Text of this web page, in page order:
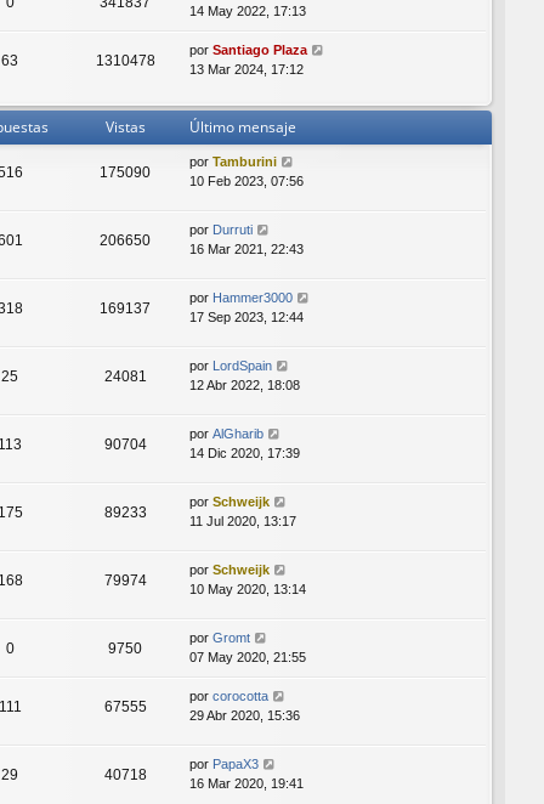
14 May 2022, 17:13
63 1310478
por Santiago Plaza
13 Mar 2024, 17:12
Vistas Último mensaje
175090
por Tamburini
10 Feb 2023, 07:56
206650
por Durruti
16 Mar 2021, 22:43
169137
por Hammer3000
17 Sep 2023, 12:44
25 24081
por LordSpain
12 Abr 2022, 18:08
113 90704
por AlGharib
14 Dic 2020, 17:39
175 89233
por Schweijk
11 Jul 2020, 13:17
168 79974
por Schweijk
10 May 2020, 13:14
0 9750
por Gromt
07 May 2020, 21:55
111 67555
por corocotta
29 Abr 2020, 15:36
29 40718
por PapaX3
16 Mar 2020, 19:41